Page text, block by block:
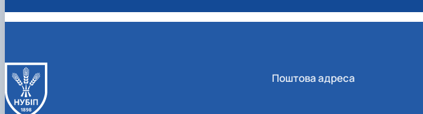
Поштова адреса